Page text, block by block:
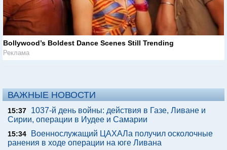
Bollywood’s Boldest Dance Scenes Still Trending
Реклама
ВАЖНЫЕ НОВОСТИ
15:37
1037-й день войны: действия в Газе, Ливане и
Сирии, операции в Иудее и Самарии
15:34
Военнослужащий ЦАХАЛа получил осколочные
ранения в ходе операции на юге Ливана